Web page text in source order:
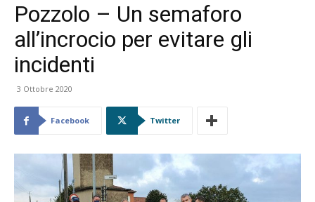
Pozzolo – Un semaforo
all’incrocio per evitare gli
incidenti
3 Ottobre 2020
Facebook Twitter